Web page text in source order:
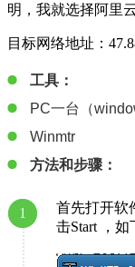
明，我就选择阿里
目标网络地址：
工具：
PC一台（
Winmtr
方法和步骤：
1
首先打开软
击Start ，如